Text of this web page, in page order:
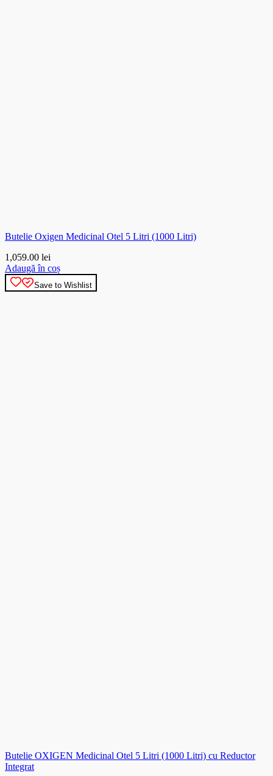
Butelie Oxigen Medicinal Otel 5 Litri (1000 Litri)
1,059.00 lei
Adaugă în coș
Save to Wishlist
Butelie OXIGEN Medicinal Otel 5 Litri (1000 Litri) cu Reductor
Integrat